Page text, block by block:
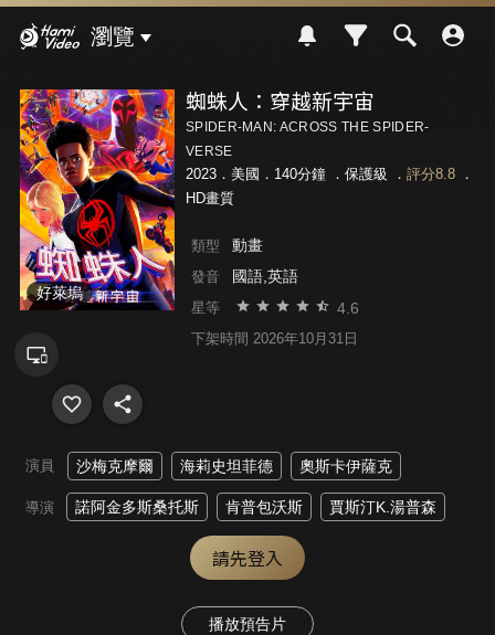
瀏覽
好萊塢
蜘蛛人：穿越新宇宙
SPIDER-MAN: ACROSS THE SPIDER-
VERSE
2023．美國．140分鐘 ． 保護級 ． 評分8.8．
HD畫質
類型 動畫
發音 國語,英語
星等 4.6
下架時間 2026年10月31日
演員 沙梅克摩爾 海莉史坦菲德 奧斯卡伊薩克
導演 諾阿金多斯桑托斯 肯普包沃斯 賈斯汀K.湯普森
請先登入
播放預告片